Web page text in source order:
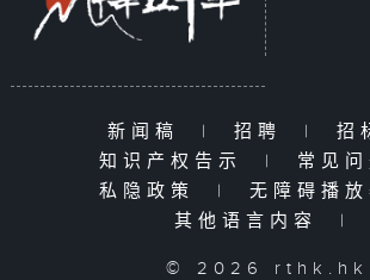
新闻稿 | 招聘 | 招
知识产权告示
| 常见
私隐政策
| 无障碍播
其他语言内容
|
© 2026 rthk.hk